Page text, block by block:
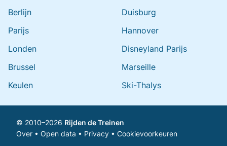
Berlijn
Parijs
Londen
Brussel
Keulen
Duisburg
Hannover
Disneyland Parijs
Marseille
Ski-Thalys
© 2010–2026 Rijden de Treinen
Over • Open data • Privacy • Cookievoorkeuren